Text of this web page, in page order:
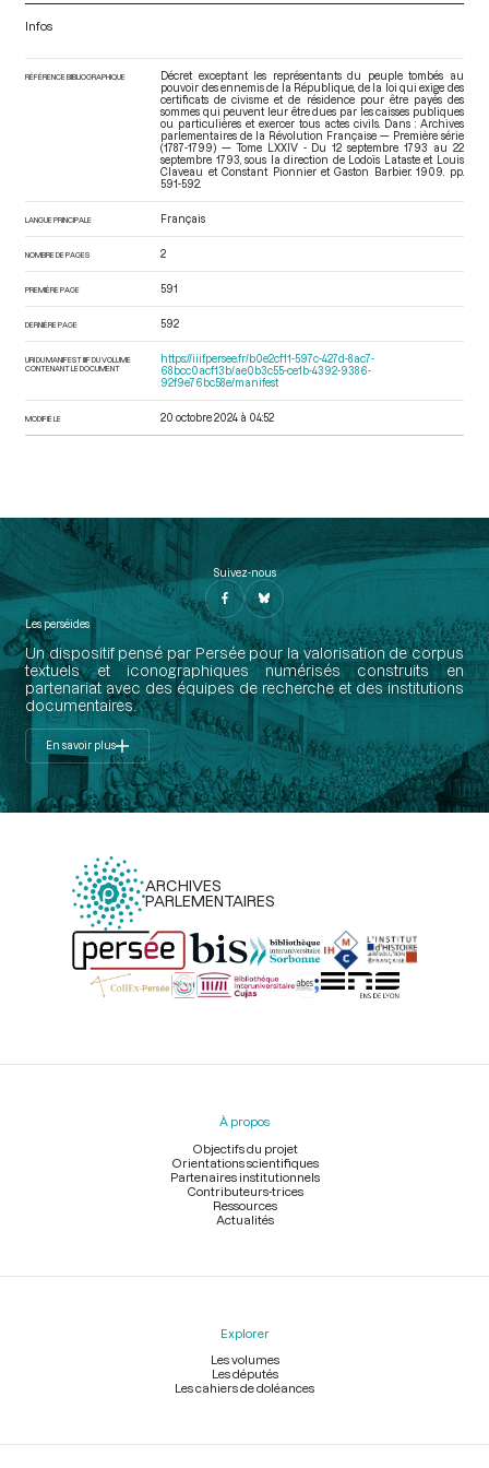
Infos
RÉFÉRENCE BIBLIOGRAPHIQUE
Décret exceptant les représentants du peuple tombés au
pouvoir des ennemis de la République, de la loi qui exige des
certificats de civisme et de résidence pour être payés des
sommes qui peuvent leur être dues par les caisses publiques
ou particulières et exercer tous actes civils. Dans : Archives
parlementaires de la Révolution Française — Première série
(1787-1799) — Tome LXXIV - Du 12 septembre 1793 au 22
septembre 1793 , sous la direction de Lodoïs Lataste et Louis
Claveau et Constant Pionnier et Gaston Barbier. 1909. pp.
591-592.
LANGUE PRINCIPALE Français
NOMBRE DE PAGES 2
PREMIÈRE PAGE 591
DERNIÈRE PAGE 592
URI DU MANIFEST IIIF DU VOLUME
CONTENANT LE DOCUMENT
https://iiif.persee.fr/b0e2cf11-597c-427d-8ac7-
68bcc0acf13b/ae0b3c55-ce1b-4392-9386-
92f9e76bc58e/manifest
MODIFIÉ LE 20 octobre 2024 à 04:52
Suivez-nous
Les perséides
Un dispositif pensé par Persée pour la valorisation de corpus
textuels et iconographiques numérisés construits en
partenariat avec des équipes de recherche et des institutions
documentaires.
En savoir plus
ARCHIVES
PARLEMENTAIRES
Menu
À propos
Objectifs du projet
Orientations scientifiques
Partenaires institutionnels
Contributeurs-trices
Ressources
Actualités
Explorer
Les volumes
Les députés
Les cahiers de doléances